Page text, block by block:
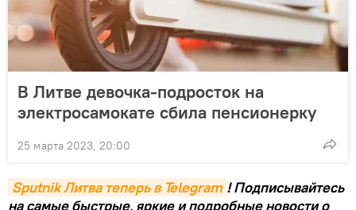
В Литве девочка-подросток на
электросамокате сбила пенсионерку
25 марта 2023, 20:00
Sputnik Литва теперь в Telegram ! Подписывайтесь
на самые быстрые, яркие и подробные новости о